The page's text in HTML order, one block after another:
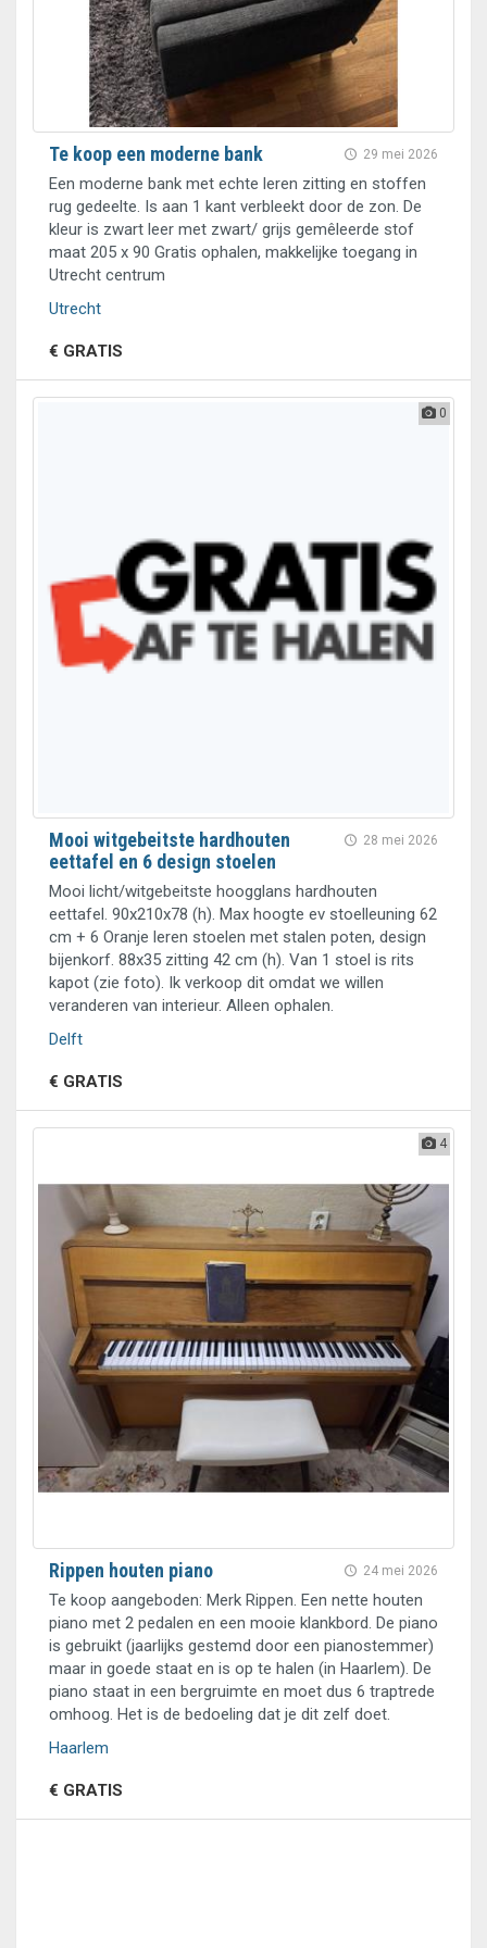
29 mei 2026
Te koop een moderne bank
Een moderne bank met echte leren zitting en stoffen
rug gedeelte. Is aan 1 kant verbleekt door de zon. De
kleur is zwart leer met zwart/ grijs gemêleerde stof
maat 205 x 90 Gratis ophalen, makkelijke toegang in
Utrecht centrum
Utrecht
€ GRATIS
0
28 mei 2026
Mooi witgebeitste hardhouten
eettafel en 6 design stoelen
Mooi licht/witgebeitste hoogglans hardhouten
eettafel. 90x210x78 (h). Max hoogte ev stoelleuning 62
cm + 6 Oranje leren stoelen met stalen poten, design
bijenkorf. 88x35 zitting 42 cm (h). Van 1 stoel is rits
kapot (zie foto). Ik verkoop dit omdat we willen
veranderen van interieur. Alleen ophalen.
Delft
€ GRATIS
4
24 mei 2026
Rippen houten piano
Te koop aangeboden: Merk Rippen. Een nette houten
piano met 2 pedalen en een mooie klankbord. De piano
is gebruikt (jaarlijks gestemd door een pianostemmer)
maar in goede staat en is op te halen (in Haarlem). De
piano staat in een bergruimte en moet dus 6 traptrede
omhoog. Het is de bedoeling dat je dit zelf doet.
Haarlem
€ GRATIS